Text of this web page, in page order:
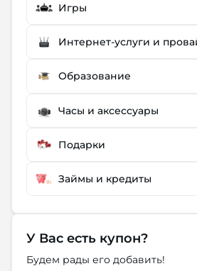
Игры
Интернет-услуги и
Образование
Часы и аксессуары
Подарки
Займы и кредиты
У Вас есть купон?
Будем рады его добавить!